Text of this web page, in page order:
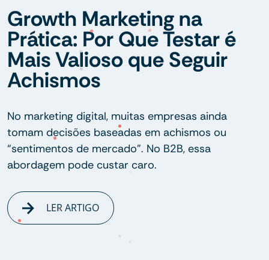
Growth Marketing na
Prática: Por Que Testar é
Mais Valioso que Seguir
Achismos
No marketing digital, muitas empresas ainda
tomam decisões baseadas em achismos ou
“sentimentos de mercado”. No B2B, essa
abordagem pode custar caro.
LER ARTIGO